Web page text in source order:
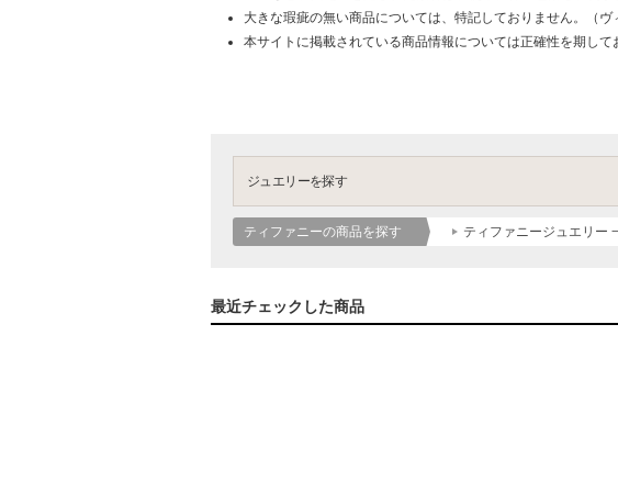
大きな瑕疵の無い商品については、特記しておりません。（ヴ
本サイトに掲載されている商品情報については正確性を期して
ジュエリーを探す
ティファニーの商品を探す ティファニージュエリー
最近チェックした商品